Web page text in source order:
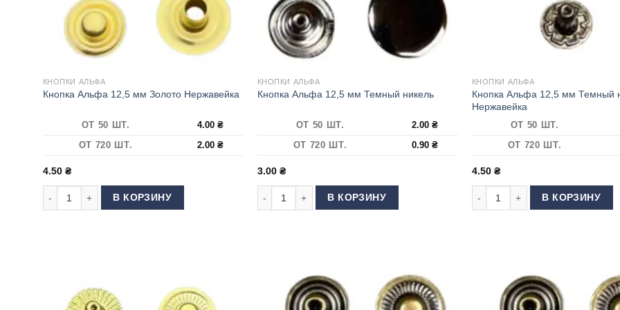
КНОПКИ АЛЬФА
Кнопка Альфа 12,5 мм Золото Нержавейка
ОТ 50 ШТ. 4.00₴
ОТ 720 ШТ.
2.00₴
4.50 ₴
Количество товара Кнопка Альфа 12,5 мм Золото Нержавейка
В КОРЗИНУ
КНОПКИ АЛЬФА
Кнопка Альфа 12,5 мм Темный никель
ОТ 50 ШТ. 2.00₴
ОТ 720 ШТ.
0.90₴
3.00 ₴
Количество товара Кнопка Альфа 12,5 мм Темный никель
В КОРЗИНУ
КНОПКИ АЛЬФА
Кнопка Альфа 12,5 мм Темный
Нержавейка
ОТ 50 ШТ.
ОТ 720 ШТ.
4.50 ₴
Количество товара Кнопка
В КОРЗИНУ